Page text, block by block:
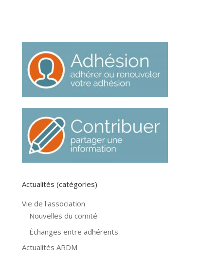
Actualités (catégories)
Vie de l'association
Nouvelles du comité
Échanges entre adhérents
Actualités ARDM